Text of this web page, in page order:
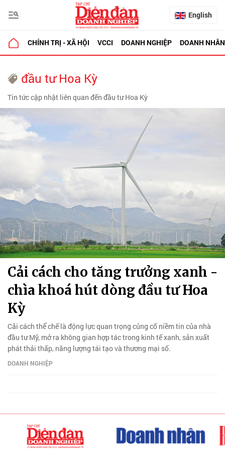
English
CHÍNH TRỊ - XÃ HỘI VCCI DOANH NGHIỆP DOANH NHÂN
đầu tư Hoa Kỳ
Tin tức cập nhật liên quan đến đầu tư Hoa Kỳ
Cải cách cho tăng trưởng xanh -
chìa khoá hút dòng đầu tư Hoa
Kỳ
Cải cách thể chế là động lực quan trọng củng cố niềm tin của nhà
đầu tư Mỹ, mở ra không gian hợp tác trong kinh tế xanh, sản xuất
phát thải thấp, năng lượng tái tạo và thương mại số.
DOANH NGHIỆP